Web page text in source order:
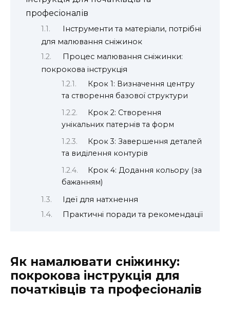
професіоналів
Інструменти та матеріали, потрібні
для малювання сніжинок
Процес малювання сніжинки:
покрокова інструкція
Крок 1: Визначення центру
та створення базової структури
Крок 2: Створення
унікальних патернів та форм
Крок 3: Завершення деталей
та виділення контурів
Крок 4: Додання кольору (за
бажанням)
Ідеї для натхнення
Практичні поради та рекомендації
Як намалювати сніжинку:
покрокова інструкція для
початківців та професіоналів